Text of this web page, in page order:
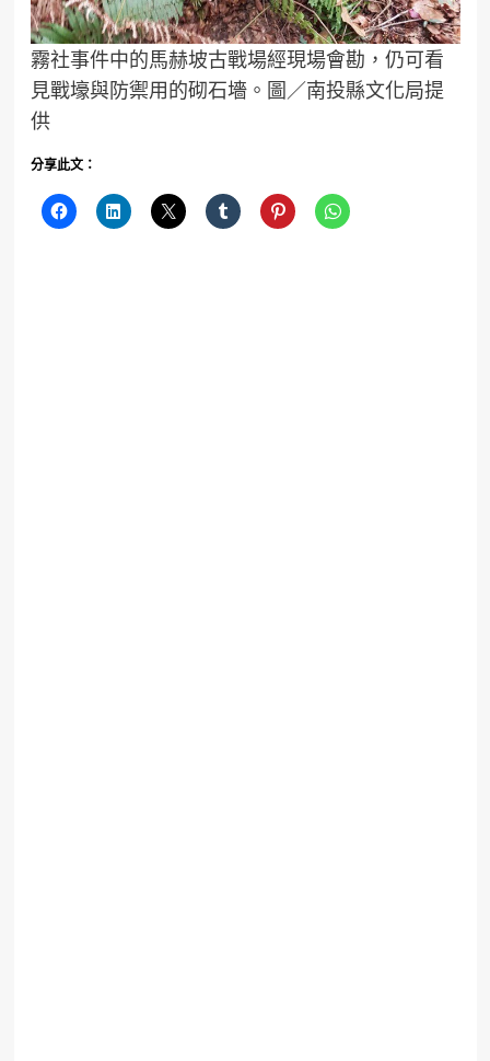
霧社事件中的馬赫坡古戰場經現場會勘，仍可看
見戰壕與防禦用的砌石墻。圖／南投縣文化局提
供
分享此文：